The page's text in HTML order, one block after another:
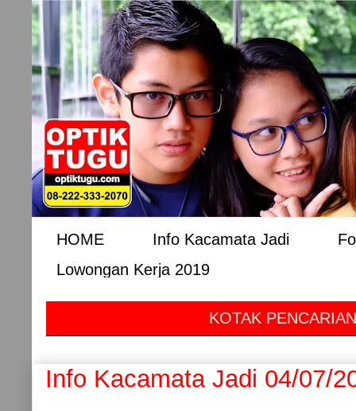
HOME Info Kacamata Jadi
Lowongan Kerja 2019
KOTAK
Info Kacamata Jadi 04/07/